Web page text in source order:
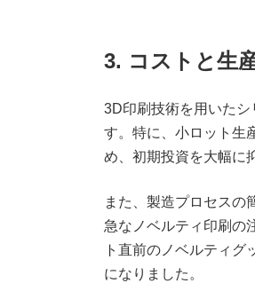
3. コストと生
3D印刷技術を用いた
す。特に、小ロット生
め、初期投資を大幅に
また、製造プロセスの
急なノベルティ印刷の
ト直前のノベルティ
になりました。